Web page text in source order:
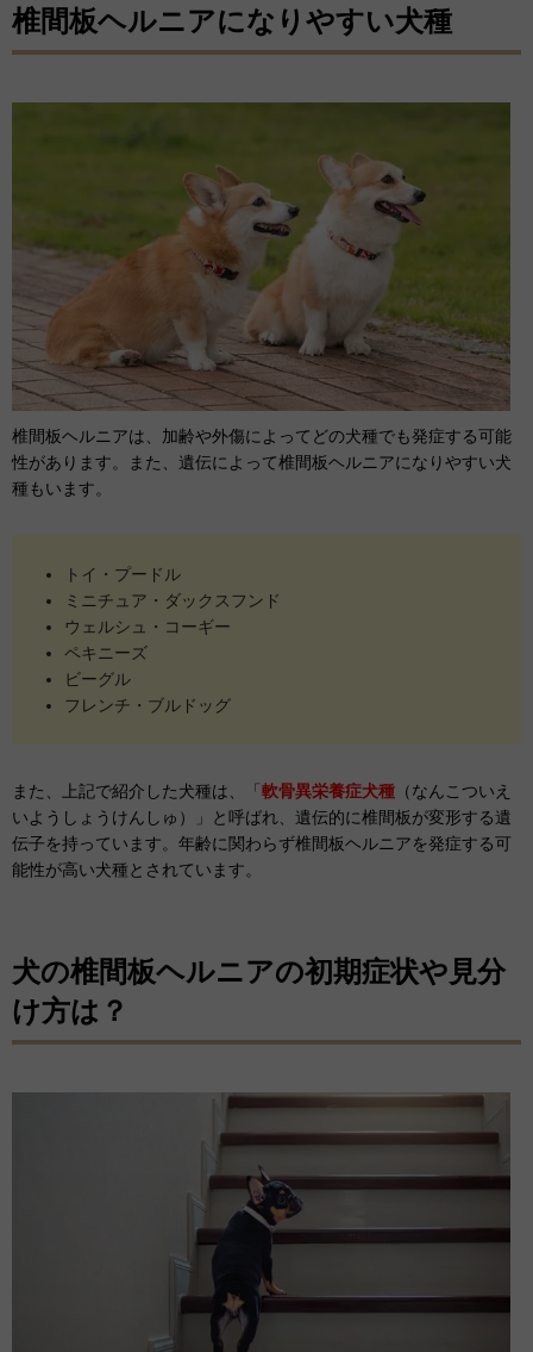
椎間板ヘルニアになりやすい犬種
椎間板ヘルニアは、加齢や外傷によってどの犬種でも発症する可能
性があります。また、遺伝によって椎間板ヘルニアになりやすい犬
種もいます。
トイ・プードル
ミニチュア・ダックスフンド
ウェルシュ・コーギー
ペキニーズ
ビーグル
フレンチ・ブルドッグ
また、上記で紹介した犬種は、「 軟骨異栄養症犬種 （なんこついえ
いようしょうけんしゅ）」と呼ばれ、遺伝的に椎間板が変形する遺
伝子を持っています。年齢に関わらず椎間板ヘルニアを発症する可
能性が高い犬種とされています。
犬の椎間板ヘルニアの初期症状や見分
け方は？